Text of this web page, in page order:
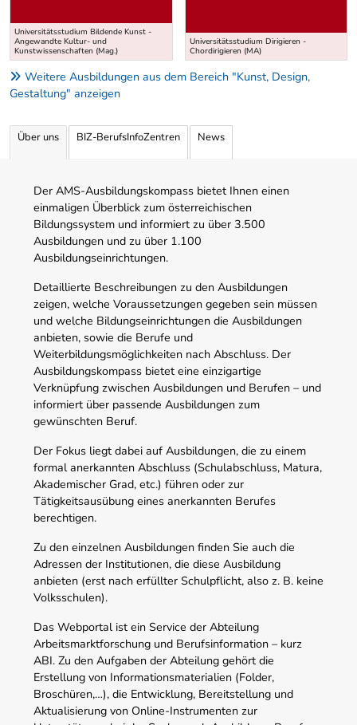
Universitätsstudium Bildende Kunst -
Angewandte Kultur- und
Kunstwissenschaften (Mag.)
Universitätsstudium Dirigieren -
Chordirigieren (MA)
Weitere Ausbildungen aus dem Bereich "Kunst, Design,
Gestaltung" anzeigen
Über uns BIZ-BerufsInfoZentren News
Der AMS-Ausbildungskompass bietet Ihnen einen
einmaligen Überblick zum österreichischen
Bildungssystem und informiert zu über 3.500
Ausbildungen und zu über 1.100
Ausbildungseinrichtungen.
Detaillierte Beschreibungen zu den Ausbildungen
zeigen, welche Voraussetzungen gegeben sein müssen
und welche Bildungseinrichtungen die Ausbildungen
anbieten, sowie die Berufe und
Weiterbildungsmöglichkeiten nach Abschluss. Der
Ausbildungskompass bietet eine einzigartige
Verknüpfung zwischen Ausbildungen und Berufen – und
informiert über passende Ausbildungen zum
gewünschten Beruf.
Der Fokus liegt dabei auf Ausbildungen, die zu einem
formal anerkannten Abschluss (Schulabschluss, Matura,
Akademischer Grad, etc.) führen oder zur
Tätigkeitsausübung eines anerkannten Berufes
berechtigen.
Zu den einzelnen Ausbildungen finden Sie auch die
Adressen der Institutionen, die diese Ausbildung
anbieten (erst nach erfüllter Schulpflicht, also z. B. keine
Volksschulen).
Das Webportal ist ein Service der Abteilung
Arbeitsmarktforschung und Berufsinformation – kurz
ABI. Zu den Aufgaben der Abteilung gehört die
Erstellung von Informationsmaterialien (Folder,
Broschüren,…), die Entwicklung, Bereitstellung und
Aktualisierung von Online-Instrumenten zur